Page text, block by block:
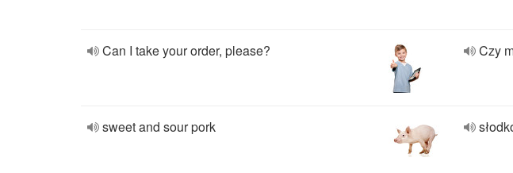
Can I take your order, please? Czy
sweet and sour pork